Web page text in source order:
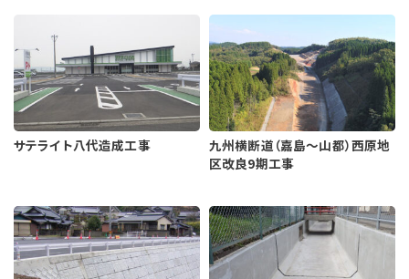
サテライト八代造成工事
九州横断道（嘉島～山都）西原地
区改良9期工事